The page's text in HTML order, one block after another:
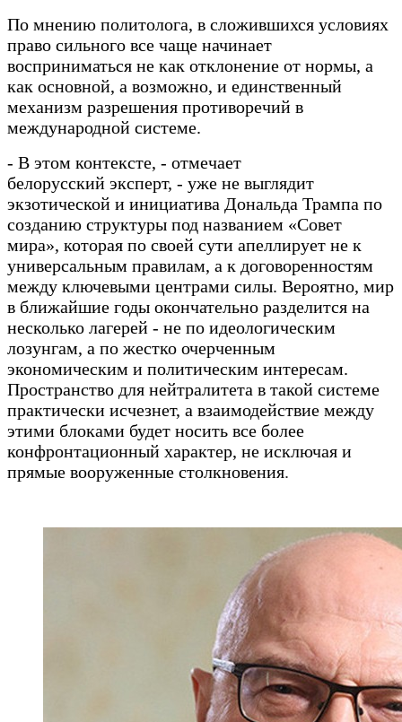
По мнению политолога, в сложившихся условиях
право сильного все чаще начинает
восприниматься не как отклонение от нормы, а
как основной, а возможно, и единственный
механизм разрешения противоречий в
международной системе.
- В этом контексте, - отмечает
белорусский эксперт, - уже не выглядит
экзотической и инициатива Дональда Трампа по
созданию структуры под названием «Совет
мира», которая по своей сути апеллирует не к
универсальным правилам, а к договоренностям
между ключевыми центрами силы. Вероятно, мир
в ближайшие годы окончательно разделится на
несколько лагерей - не по идеологическим
лозунгам, а по жестко очерченным
экономическим и политическим интересам.
Пространство для нейтралитета в такой системе
практически исчезнет, а взаимодействие между
этими блоками будет носить все более
конфронтационный характер, не исключая и
прямые вооруженные столкновения.